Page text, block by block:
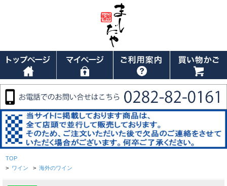
TOP
> ワイン > 海外のワイン